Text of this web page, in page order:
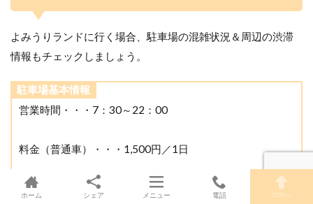
よみうりランドに行く場合、駐車場の混雑状況＆周辺の渋滞
情報もチェックしましょう。
駐車場基本情報
営業時間・・・7：30～22：00
料金（普通車）・・・1,500円／1日
駐車可能台数・・・約1,000台
ホーム シェア メニュー 電話 TOPへ